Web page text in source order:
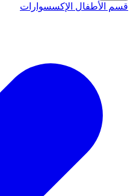
قسم الأطفال الإكسسوارات